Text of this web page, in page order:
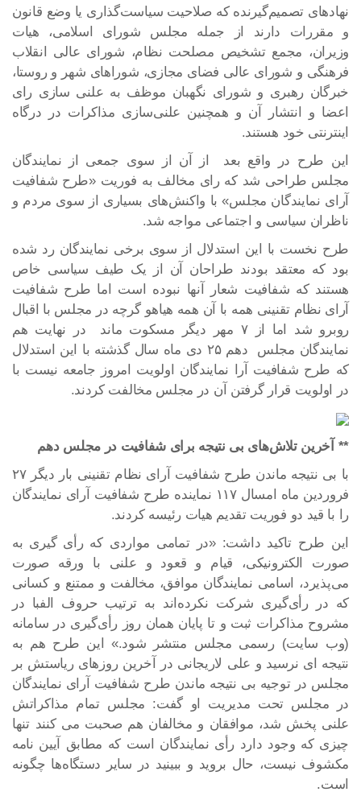
نهادهای تصمیم‌گیرنده که صلاحیت سیاست‌گذاری یا وضع قانون
و مقررات دارند از جمله مجلس شورای اسلامی، هیات
وزیران، مجمع تشخیص مصلحت نظام، شورای عالی انقلاب
فرهنگی و شورای عالی فضای مجازی، شوراهای شهر و روستا،
خبرگان رهبری و شورای نگهبان موظف به علنی سازی رای
اعضا و انتشار آن و همچنین علنی‌سازی مذاکرات در درگاه
اینترنتی خود هستند.
این طرح در واقع بعد از آن از سوی جمعی از نمایندگان
مجلس طراحی شد که رای مخالف به فوریت «طرح شفافیت
آرای نمایندگان مجلس» با واکنش‌های بسیاری از سوی مردم و
ناظران سیاسی و اجتماعی مواجه شد.
طرح نخست با این استدلال از سوی برخی نمایندگان رد شده
بود که معتقد بودند طراحان آن از یک طیف سیاسی خاص
هستند که شفافیت شعار آنها نبوده است اما طرح شفافیت
آرای نظام تقنینی همه با آن همه هیاهو گرچه در مجلس با اقبال
روبرو شد اما از ۷ مهر دیگر مسکوت ماند در نهایت هم
نمایندگان مجلس دهم ۲۵ دی ماه سال گذشته با این استدلال
که طرح شفافیت آرا نمایندگان اولویت امروز جامعه نیست با
در اولویت قرار گرفتن آن در مجلس مخالفت کردند.
** آخرین تلاش‌های بی نتیجه برای شفافیت در مجلس دهم
با بی نتیجه ماندن طرح شفافیت آرای نظام تقنینی بار دیگر ۲۷
فروردین ماه امسال ۱۱۷ نماینده طرح شفافیت آرای نمایندگان
را با قید دو فوریت تقدیم هیات رئیسه کردند.
این طرح تاکید داشت: «در تمامی مواردی که رأی گیری به
صورت الکترونیکی، قیام و قعود و علنی با ورقه صورت
می‌پذیرد، اسامی نمایندگان موافق، مخالفت و ممتنع و کسانی
که در رأی‌گیری شرکت نکرده‌اند به ترتیب حروف الفبا در
مشروح مذاکرات ثبت و تا پایان همان روز رأی‌گیری در سامانه
(وب سایت) رسمی مجلس منتشر شود.» این طرح هم به
نتیجه ای نرسید و علی لاریجانی در آخرین روزهای ریاستش بر
مجلس در توجیه بی نتیجه ماندن طرح شفافیت آرای نمایندگان
در مجلس تحت مدیریت او گفت: مجلس تمام مذاکراتش
علنی پخش شد، موافقان و مخالفان هم صحبت می کنند تنها
چیزی که وجود دارد رأی نمایندگان است که مطابق آیین نامه
مکشوف نیست، حال بروید و ببینید در سایر دستگاه‌ها چگونه
است.